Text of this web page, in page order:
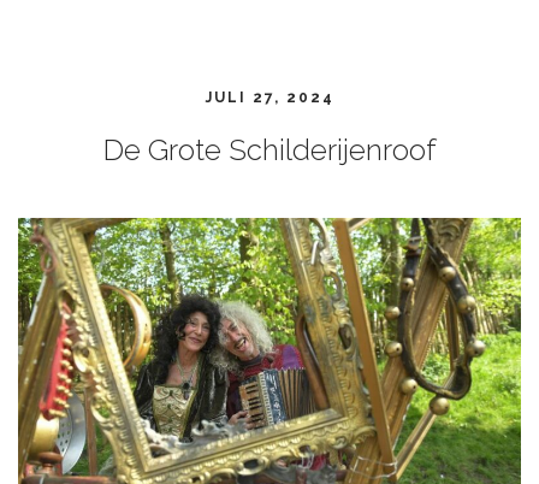
JULI 27, 2024
De Grote Schilderijenroof